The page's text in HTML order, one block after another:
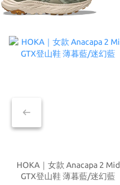
HOKA｜女款 Anacapa 2 Mid
GTX登山鞋 薄暮藍/迷幻藍